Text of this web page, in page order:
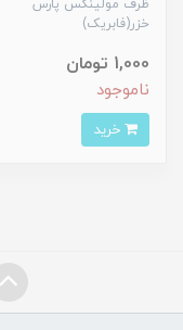
ظرف مولینکس پارس
خزر(فابریک)
1,000 تومان
ناموجود